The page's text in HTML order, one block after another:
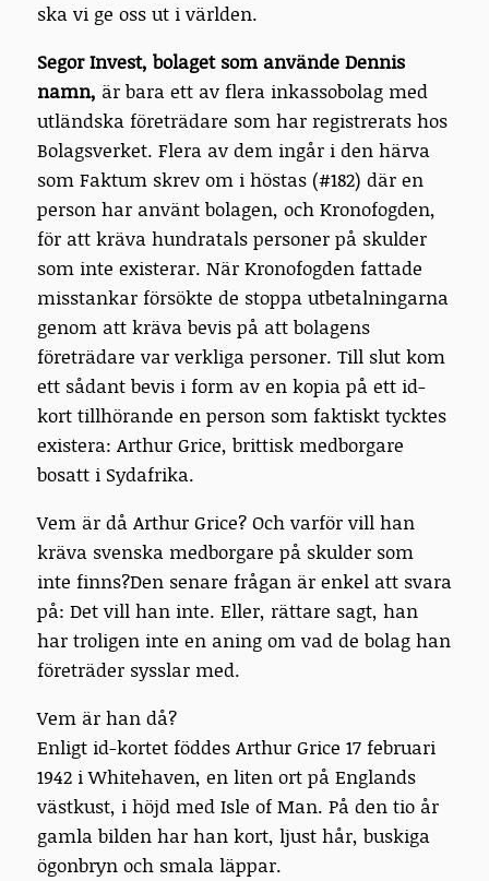
ska vi ge oss ut i världen.
Segor Invest, bolaget som använde Dennis
namn, är bara ett av flera inkassobolag med
utländska företrädare som har registrerats hos
Bolagsverket. Flera av dem ingår i den härva
som Faktum skrev om i höstas (#182) där en
person har använt bolagen, och Kronofogden,
för att kräva hundratals personer på skulder
som inte existerar. När Kronofogden fattade
misstankar försökte de stoppa utbetalningarna
genom att kräva bevis på att bolagens
företrädare var verkliga personer. Till slut kom
ett sådant bevis i form av en kopia på ett id-
kort tillhörande en person som faktiskt tycktes
existera: Arthur Grice, brittisk medborgare
bosatt i Sydafrika.
Vem är då Arthur Grice? Och varför vill han
kräva svenska medborgare på skulder som
inte finns?Den senare frågan är enkel att svara
på: Det vill han inte. Eller, rättare sagt, han
har troligen inte en aning om vad de bolag han
företräder sysslar med.
Vem är han då?
Enligt id-kortet föddes Arthur Grice 17 februari
1942 i Whitehaven, en liten ort på Englands
västkust, i höjd med Isle of Man. På den tio år
gamla bilden har han kort, ljust hår, buskiga
ögonbryn och smala läppar.